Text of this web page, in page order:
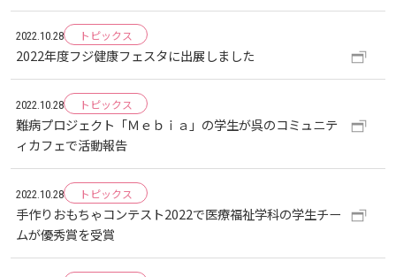
2022.10.28 トピックス
2022年度フジ健康フェスタに出展しました
2022.10.28 トピックス
難病プロジェクト「Ｍｅｂｉａ」の学生が呉のコミュニテ
ィカフェで活動報告
2022.10.28 トピックス
手作りおもちゃコンテスト2022で医療福祉学科の学生チー
ムが優秀賞を受賞